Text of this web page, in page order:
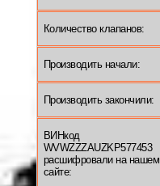
Количество клапанов:
Производить начали:
Производить закончили:
ВИНкод
WVWZZZAUZKP577453
расшифровали на нашем
сайте: